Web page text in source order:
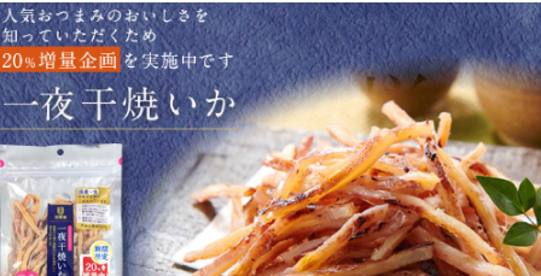
ACCOUNT MENU
ようこそ ゲスト 様
ログイン 会員登録
商品カテゴリー
お酒別オススメ